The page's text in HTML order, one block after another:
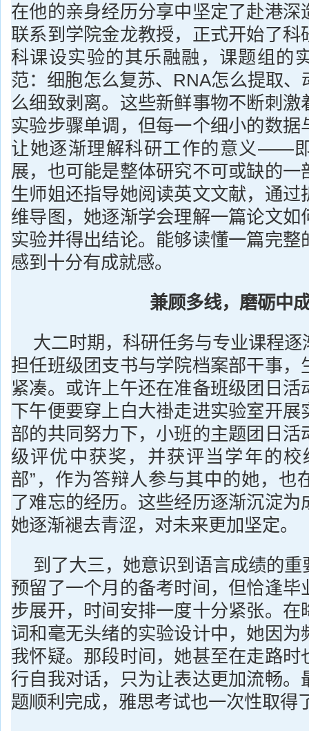
在他的亲身经历分享中坚定了赴港深
联系到学院金龙教授，正式开始了科
科课设实验的其乐融融，课题组的
范：细胞怎么复苏、RNA怎么提取、
么细致剥离。这些新鲜事物不断刺激
实验步骤单调，但每一个细小的数据
让她逐渐理解科研工作的意义——
展，也可能是整体研究不可或缺的一
生师姐还指导她阅读英文文献，通过
维导图，她逐渐学会理解一篇论文如
实验并得出结论。能够读懂一篇完整
感到十分有成就感。
兼顾多线，磨砺中
大二时期，科研任务与专业课程
担任班级团支书与学院档案部干事，
紧凑。或许上午还在准备班级团日活
下午便要穿上白大褂走进实验室开展
部的共同努力下，小班的主题团日活
级评优中获奖，并获评当学年的校
部”，作为答辩人参与其中的她，也
了难忘的经历。这些经历逐渐沉淀为
她逐渐褪去青涩，对未来更加坚定。
到了大三，她意识到语言成绩的
预留了一个月的备考时间，但恰逢毕
步展开，时间安排一度十分紧张。在
词和毫无头绪的实验设计中，她因为
我怀疑。那段时间，她甚至在走路时
行自我对话，只为让表达更加流畅。
题顺利完成，雅思考试也一次性取得